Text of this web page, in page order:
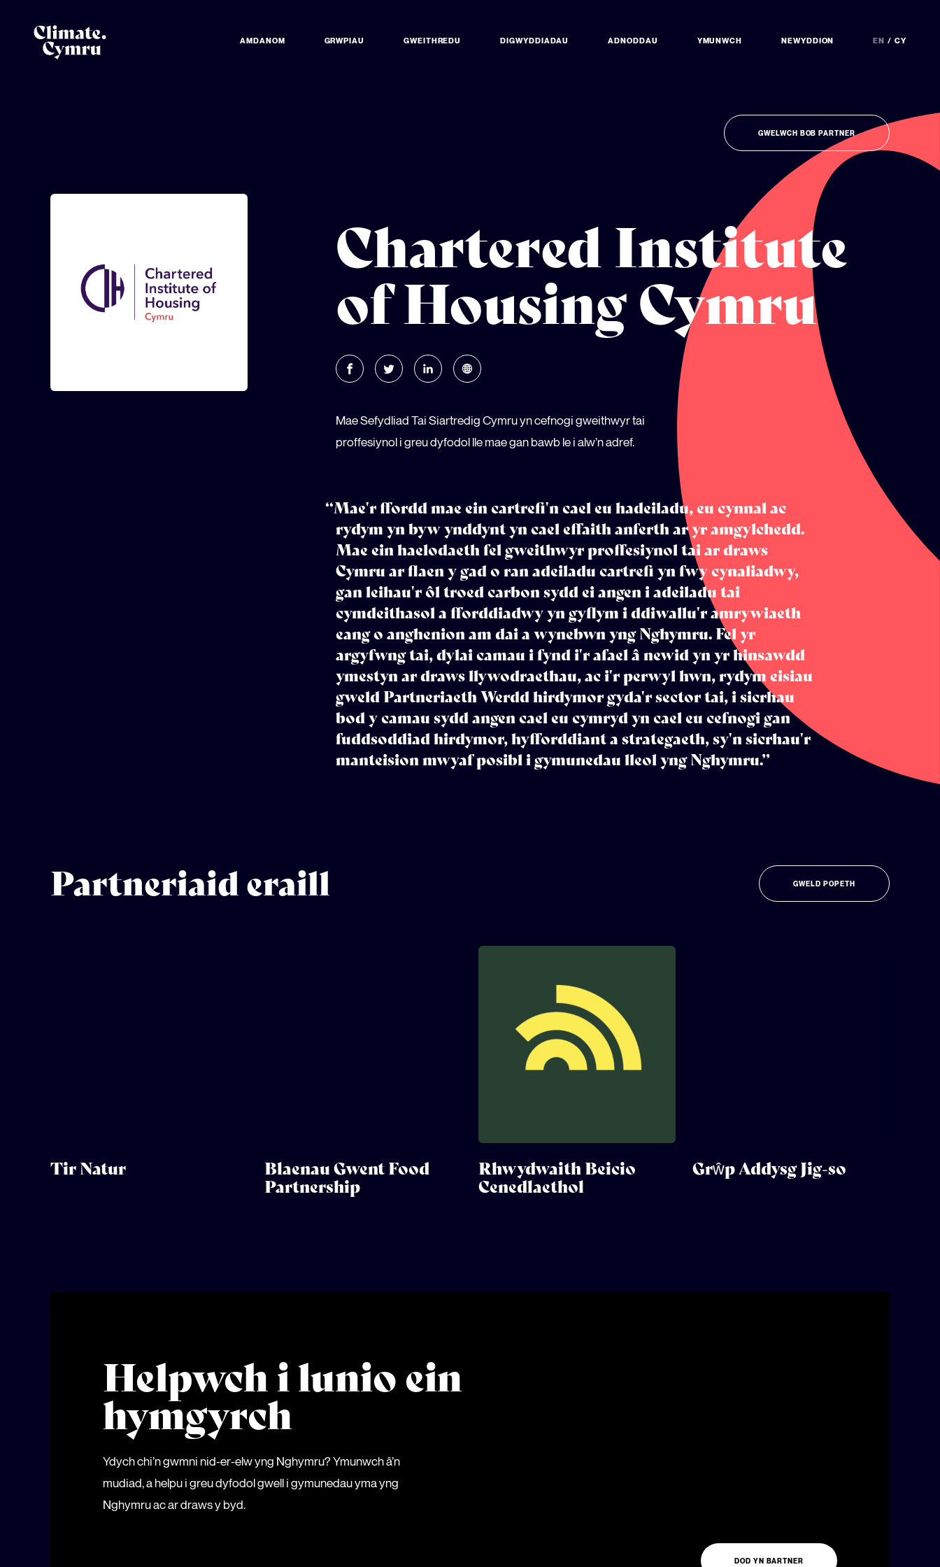
AMDANOM GRWPIAU GWEITHREDU DIGWYDDIADAU ADNODDAU YMUNWCH NEWYDDION EN CY
GWELWCH BOB PARTNER
Chartered Institute
of Housing Cymru
Mae Sefydliad Tai Siartredig Cymru yn cefnogi gweithwyr tai
proffesiynol i greu dyfodol lle mae gan bawb le i alw’n adref.
“Mae'r ffordd mae ein cartrefi'n cael eu hadeiladu, eu cynnal ac
rydym yn byw ynddynt yn cael effaith anferth ar yr amgylchedd.
Mae ein haelodaeth fel gweithwyr proffesiynol tai ar draws
Cymru ar flaen y gad o ran adeiladu cartrefi yn fwy cynaliadwy,
gan leihau'r ôl troed carbon sydd ei angen i adeiladu tai
cymdeithasol a fforddiadwy yn gyflym i ddiwallu'r amrywiaeth
eang o anghenion am dai a wynebwn yng Nghymru. Fel yr
argyfwng tai, dylai camau i fynd i'r afael â newid yn yr hinsawdd
ymestyn ar draws llywodraethau, ac i'r perwyl hwn, rydym eisiau
gweld Partneriaeth Werdd hirdymor gyda'r sector tai, i sicrhau
bod y camau sydd angen cael eu cymryd yn cael eu cefnogi gan
fuddsoddiad hirdymor, hyfforddiant a strategaeth, sy'n sicrhau'r
manteision mwyaf posibl i gymunedau lleol yng Nghymru.”
Partneriaid eraill GWELD POPETH
Tir Natur
Blaenau Gwent Food
Partnership
Rhwydwaith Beicio
Cenedlaethol
Grŵp Addysg Jig-so
Helpwch i lunio ein
hymgyrch
Ydych chi’n gwmni nid-er-elw yng Nghymru? Ymunwch â’n
mudiad, a helpu i greu dyfodol gwell i gymunedau yma yng
Nghymru ac ar draws y byd.
DOD YN BARTNER